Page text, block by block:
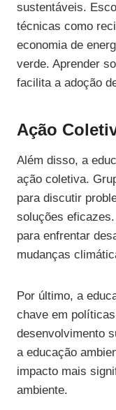
sustentáveis.
técnicas como
economia de
verde. Aprender
facilita a adoção
Ação
Além disso, a
ação coletiva.
para discutir
soluções
para enfrentar
mudanças
Por último, a
chave em
desenvolvimento
a educação
impacto mais
ambiente.